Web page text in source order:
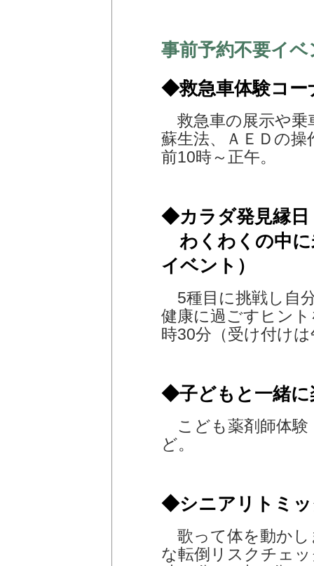
事前予約不要イベ
◆救急車体験コー
救急車の展示や乗
蘇生法、ＡＥＤの
前10時～正午。
◆カラダ発見縁日
わくわくの中に
イベント）
5種目に挑戦し自
健康に過ごすヒン
時30分（受け付け
◆子どもと一緒に
こども薬剤師体験
ど。
◆シニアリトミ
歌って体を動かし
な転倒リスクチェ